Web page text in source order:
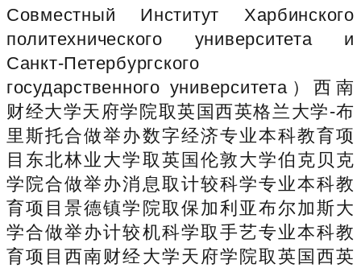
Совместный Институт Харбинского
политехнического университета и
Санкт-Петербургского
государственного университета）西南
财经大学天府学院取英国西英格兰大学-布
里斯托合做举办数字经济专业本科教育项
目东北林业大学取英国伦敦大学伯克贝克
学院合做举办消息取计较科学专业本科教
育项目景德镇学院取保加利亚布尔加斯大
学合做举办计较机科学取手艺专业本科教
育项目西南财经大学天府学院取英国西英